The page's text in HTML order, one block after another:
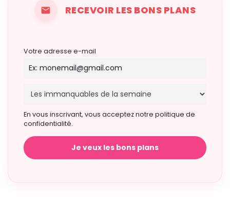
RECEVOIR LES BONS PLANS
Votre adresse e-mail
En vous inscrivant, vous acceptez notre politique de
confidentialité.